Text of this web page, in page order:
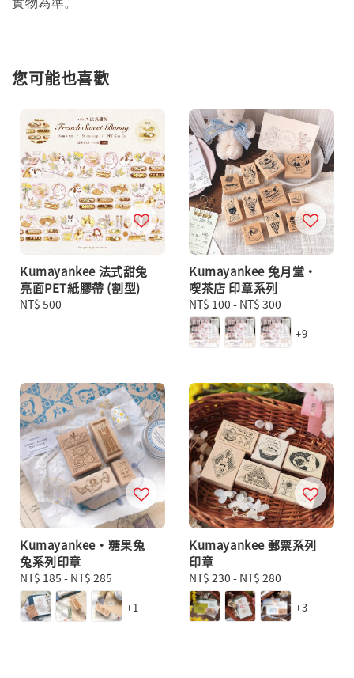
您可能也喜歡
Kumayankee 法式甜兔
亮面PET紙膠帶 (割型)
Regular
NT$ 500
Kumayankee 兔月堂・
喫茶店 印章系列
Regular
price
NT$ 100 - NT$ 300
+9
Kumayankee・糖果兔
兔系列印章
Regular
price
NT$ 185 - NT$ 285
+1
Kumayankee 郵票系列
印章
Regular
price
NT$ 230 - NT$ 280
+3